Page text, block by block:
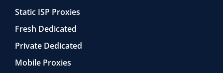
t
r
o
Static ISP Proxies
Fresh Dedicated
Private Dedicated
Mobile Proxies